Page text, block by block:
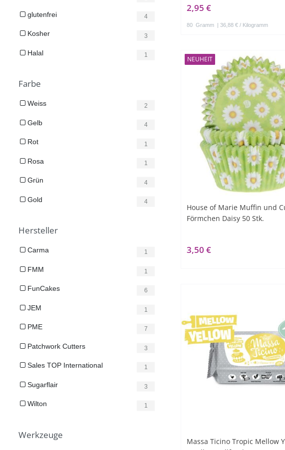
glutenfrei 4
Kosher 3
Halal 1
Farbe
Weiss 2
Gelb 4
Rot 1
Rosa 1
Grün 4
Gold 4
Hersteller
Carma 1
FMM 1
FunCakes 6
JEM 1
PME 7
Patchwork Cutters 3
Sales TOP International 1
Sugarflair 3
Wilton 1
Werkzeuge
2,95 €
80 Gramm | 36,88 € / Kilogramm
NEUHEIT
House of Marie Muffin und
Förmchen Daisy 50 Stk.
3,50 €
Massa Ticino Tropic Mellow